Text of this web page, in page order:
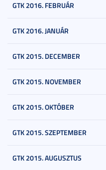
GTK 2016. FEBRUÁR
GTK 2016. JANUÁR
GTK 2015. DECEMBER
GTK 2015. NOVEMBER
GTK 2015. OKTÓBER
GTK 2015. SZEPTEMBER
GTK 2015. AUGUSZTUS